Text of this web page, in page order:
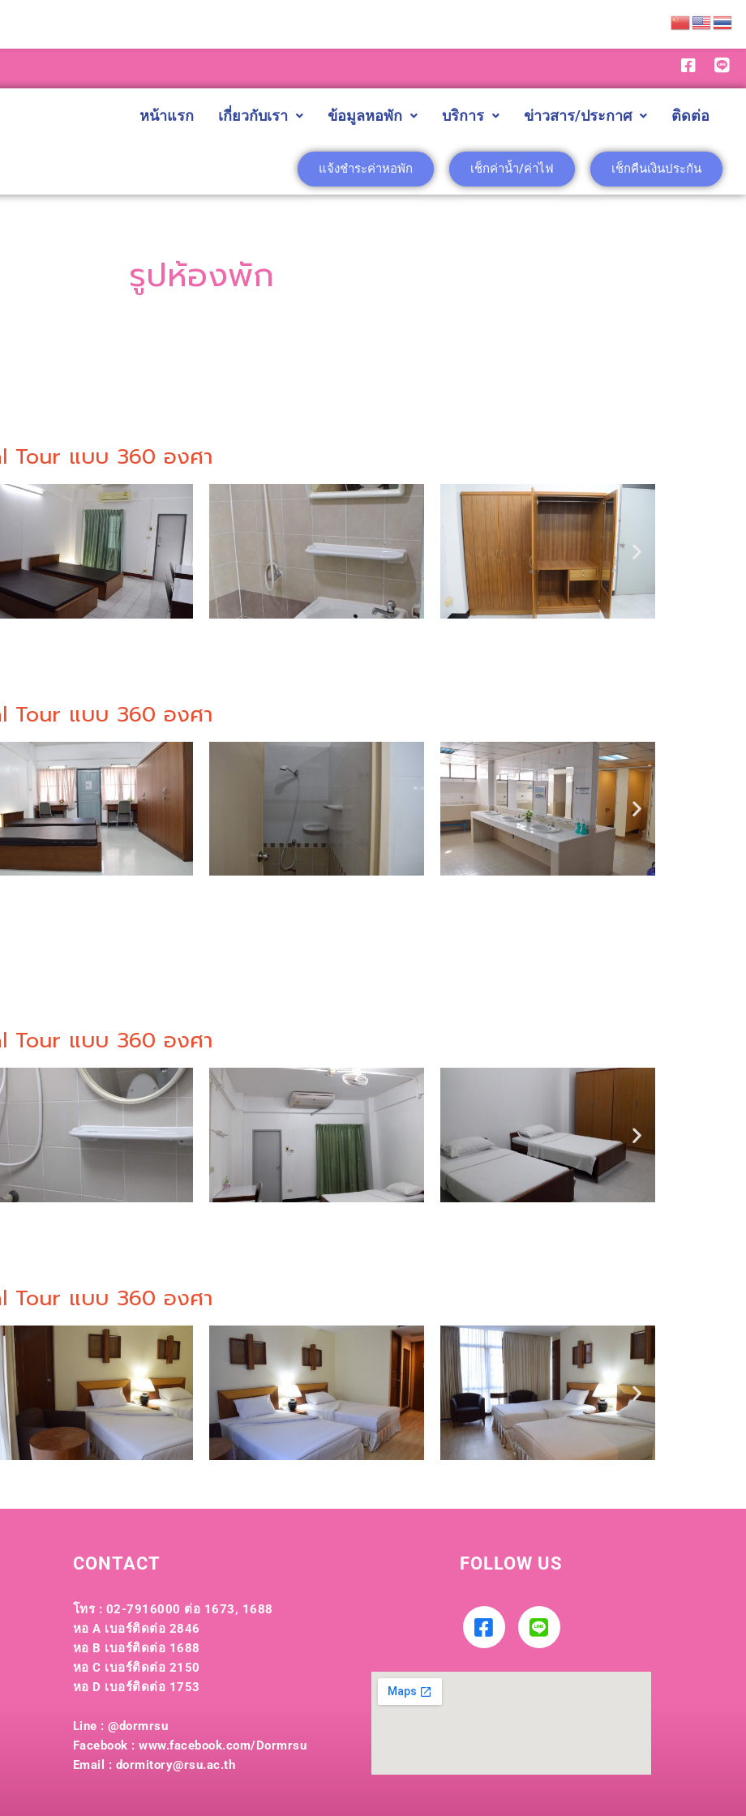
หน้าแรก เกี่ยวกับเรา ข้อมูลหอพัก บริการ ข่าวสาร/ประกาศ ติดต่อ
แจ้งชำระค่าหอพัก เช็กค่าน้ำ/ค่าไฟ เช็กคืนเงินประกัน
รูปห้องพัก
Tour แบบ 360 องศา
Tour แบบ 360 องศา
Tour แบบ 360 องศา
Tour แบบ 360 องศา
CONTACT
โทร : 02-7916000 ต่อ 1673, 1688
หอ A เบอร์ติดต่อ 2846
หอ B เบอร์ติดต่อ 1688
หอ C เบอร์ติดต่อ 2150
หอ D เบอร์ติดต่อ 1753
Line : @dormrsu
Facebook : www.facebook.com/Dormrsu
Email : dormitory@rsu.ac.th
FOLLOW US